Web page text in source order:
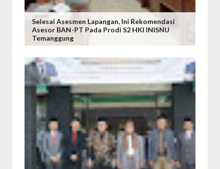
Selesai Asesmen Lapangan, Ini Rekomendasi
Asesor BAN-PT Pada Prodi S2 HKI INISNU
Temanggung